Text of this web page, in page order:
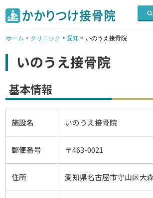
ホーム > クリニック > 愛知 > いのうえ接骨院
いのうえ接骨院
基本情報
施設名 いのうえ接骨院
郵便番号 〒463-0021
住所 愛知県名古屋市守山区大